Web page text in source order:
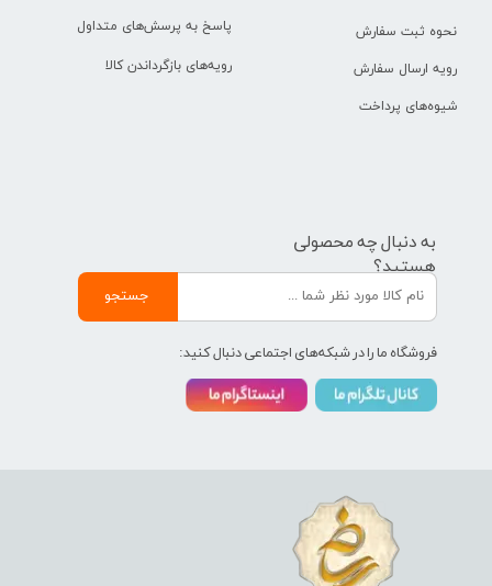
نحوه ثبت سفارش
رویه ارسال سفارش
شیوه‌های پرداخت
پاسخ به پرسش‌های متداول
رویه‌های بازگرداندن کالا
به دنبال چه محصولی
هستید؟
جستجو
فروشگاه ما را در شبکه‌های اجتماعی دنبال کنید: